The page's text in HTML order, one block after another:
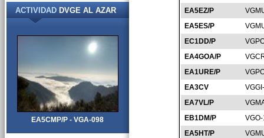
EA5EZ/P
EA5ES/P
EC1DD/P
EA4GOA/P
EA1URE/P
EA3CV
EA7VL/P
EB1DM/P
EA5HT/P
ACTIVIDADDVGE AL AZAR
EA5CMP/P - VGA-098